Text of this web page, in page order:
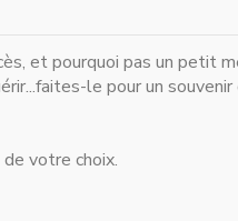
et pourquoi pas un petit
le pour un souvenir
votre choix.